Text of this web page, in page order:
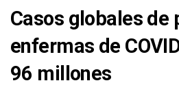
Casos globales de
enfermas de
96 millones